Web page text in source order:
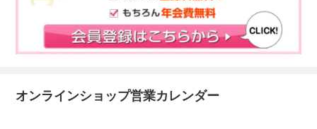
オンラインショップ営業カレンダー